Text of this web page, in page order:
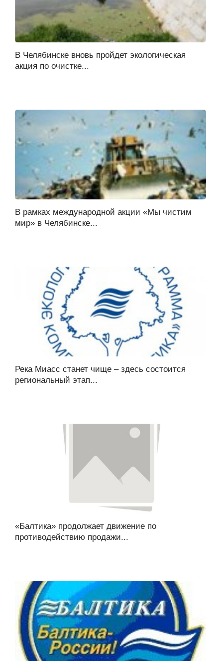
В Челябинске вновь пройдет экологическая
акция по очистке...
В рамках международной акции «Мы чистим
мир» в Челябинске...
Река Миасс станет чище – здесь состоится
региональный этап...
«Балтика» продолжает движение по
противодействию продажи...